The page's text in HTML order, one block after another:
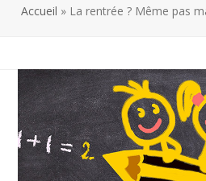
Accueil » La rentrée ? Même pas